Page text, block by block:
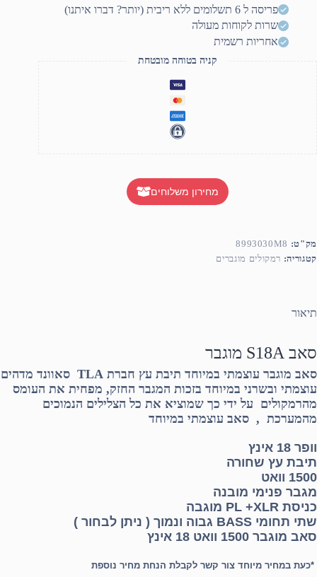
פריסה ל 6 תשלומים ללא ריבית (יותר? דברו איתנו)
שרות לקוחות מעולה
אחריות רשמית
קניה בטוחה מובטחת
מחירון משלוחים
מק"ט: 8993030M8
קטגוריה: רמקולים מוגברים
תיאור
סאב S18A מוגבר
סאב מוגבר עוצמתי במיוחד תיבת עץ חברת TLA סאוונד מדהים
עוצמתי ובשרני במיוחד בזכות המגבר החזק, מפחית את העומס
מהרמקולים על ידי כך שמוציא את כל הצלילים הנמוכים
מהמערכת , סאב עוצמתי במיוחד
וופר 18 אינץ
תיבת עץ שחורה
1500 וואט
מגבר פנימי מובנה
כניסת PL +XLR מוגבה
שתי תחומי BASS גבוה ונמוך ( ניתן לבחור )
סאב מוגבר 1500 וואט 18 אינץ
*כעת במחיר מיוחד צור קשר לקבלת הנחת מחיר נוספת